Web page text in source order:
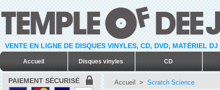
VENTE EN LIGNE DE DISQUES VINYLES, CD, DVD, MATÉRIEL
Accueil Disques vinyles CD
PAIEMENT SÉCURISÉ Accueil > Scratch Science